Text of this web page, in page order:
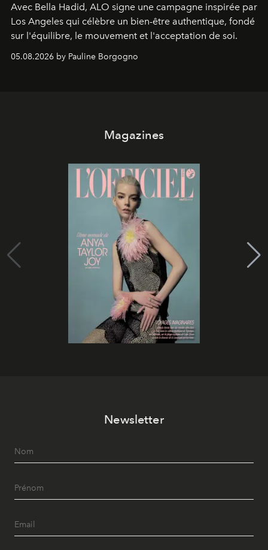
Avec Bella Hadid, ALO signe une campagne inspirée par
Los Angeles qui célèbre un bien-être authentique, fondé
sur l'équilibre, le mouvement et l'acceptation de soi.
05.08.2026 by Pauline Borgogno
Magazines
Newsletter